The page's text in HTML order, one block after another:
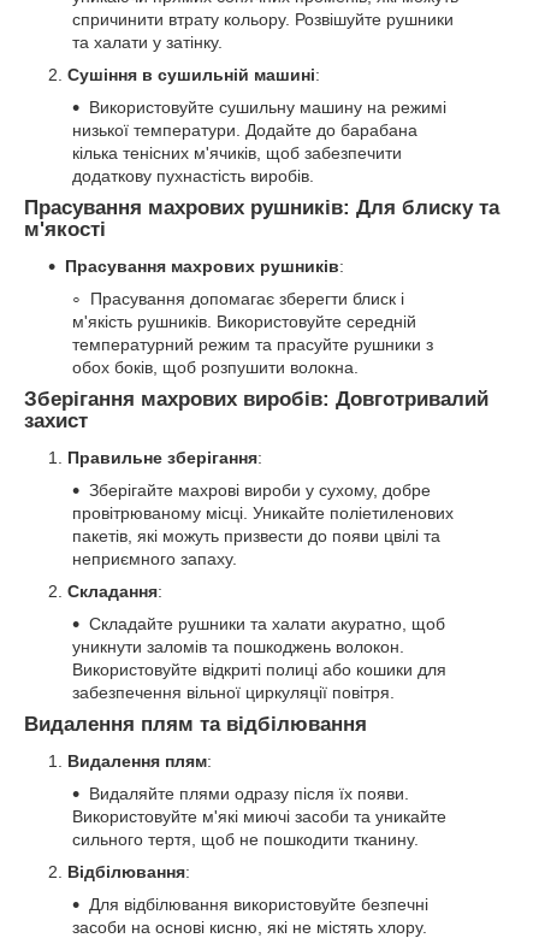
спричинити втрату кольору. Розвішуйте рушники
та халати у затінку.
Сушіння в сушильній машині:
Використовуйте сушильну машину на режимі
низької температури. Додайте до барабана
кілька тенісних м'ячиків, щоб забезпечити
додаткову пухнастість виробів.
Прасування махрових рушників: Для блиску та
м'якості
Прасування махрових рушників:
Прасування допомагає зберегти блиск і
м'якість рушників. Використовуйте середній
температурний режим та прасуйте рушники з
обох боків, щоб розпушити волокна.
Зберігання махрових виробів: Довготривалий
захист
Правильне зберігання:
Зберігайте махрові вироби у сухому, добре
провітрюваному місці. Уникайте поліетиленових
пакетів, які можуть призвести до появи цвілі та
неприємного запаху.
Складання:
Складайте рушники та халати акуратно, щоб
уникнути заломів та пошкоджень волокон.
Використовуйте відкриті полиці або кошики для
забезпечення вільної циркуляції повітря.
Видалення плям та відбілювання
Видалення плям:
Видаляйте плями одразу після їх появи.
Використовуйте м'які миючі засоби та уникайте
сильного тертя, щоб не пошкодити тканину.
Відбілювання:
Для відбілювання використовуйте безпечні
засоби на основі кисню, які не містять хлору.